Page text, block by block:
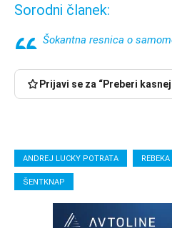
Sorodni članek:
Šokantna resnica o
Prijavi se za “Preberi
ANDREJ LUCKY POTRATA
ŠENTKNAP